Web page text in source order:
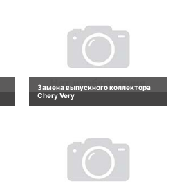
Замена выпускного коллектора
Chery Very